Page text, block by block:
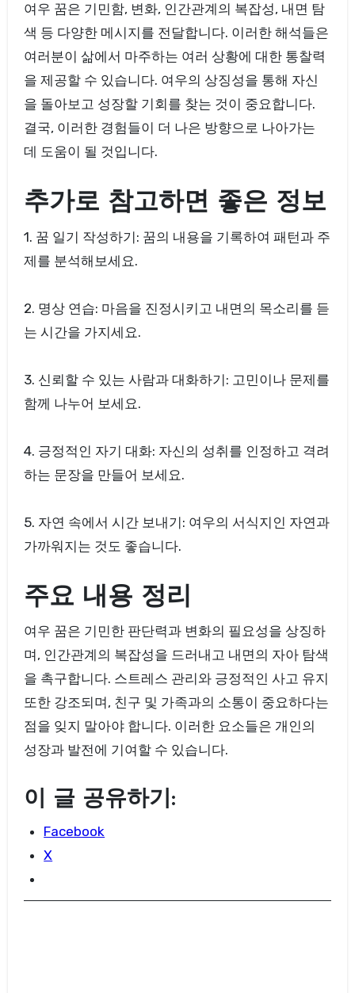
여우 꿈은 기민함, 변화, 인간관계의 복잡성, 내면 탐
색 등 다양한 메시지를 전달합니다. 이러한 해석들은
여러분이 삶에서 마주하는 여러 상황에 대한 통찰력
을 제공할 수 있습니다. 여우의 상징성을 통해 자신
을 돌아보고 성장할 기회를 찾는 것이 중요합니다.
결국, 이러한 경험들이 더 나은 방향으로 나아가는
데 도움이 될 것입니다.
추가로 참고하면 좋은 정보
1. 꿈 일기 작성하기: 꿈의 내용을 기록하여 패턴과 주
제를 분석해보세요.
2. 명상 연습: 마음을 진정시키고 내면의 목소리를 듣
는 시간을 가지세요.
3. 신뢰할 수 있는 사람과 대화하기: 고민이나 문제를
함께 나누어 보세요.
4. 긍정적인 자기 대화: 자신의 성취를 인정하고 격려
하는 문장을 만들어 보세요.
5. 자연 속에서 시간 보내기: 여우의 서식지인 자연과
가까워지는 것도 좋습니다.
주요 내용 정리
여우 꿈은 기민한 판단력과 변화의 필요성을 상징하
며, 인간관계의 복잡성을 드러내고 내면의 자아 탐색
을 촉구합니다. 스트레스 관리와 긍정적인 사고 유지
또한 강조되며, 친구 및 가족과의 소통이 중요하다는
점을 잊지 말아야 합니다. 이러한 요소들은 개인의
성장과 발전에 기여할 수 있습니다.
이 글 공유하기:
Facebook
X